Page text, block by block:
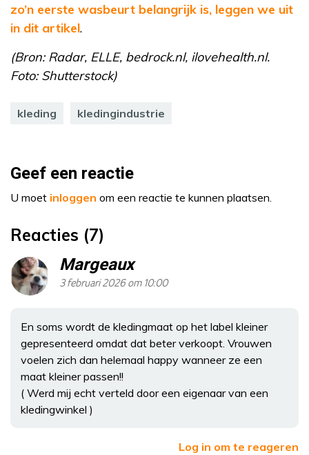
zo’n eerste wasbeurt belangrijk is, leggen we uit
in dit artikel.
(Bron: Radar, ELLE, bedrock.nl, ilovehealth.nl.
Foto: Shutterstock)
kleding kledingindustrie
Geef een reactie
U moet inloggen om een reactie te kunnen plaatsen.
Reacties (7)
Margeaux
3 februari 2026 om 10:00
En soms wordt de kledingmaat op het label kleiner
gepresenteerd omdat dat beter verkoopt. Vrouwen
voelen zich dan helemaal happy wanneer ze een
maat kleiner passen!!
( Werd mij echt verteld door een eigenaar van een
kledingwinkel )
Log in om te reageren